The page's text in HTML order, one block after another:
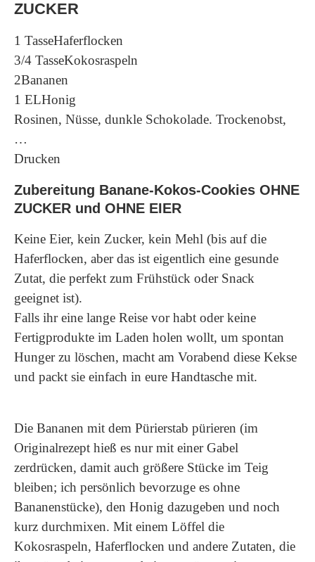
ZUCKER
1 TasseHaferflocken
3/4 TasseKokosraspeln
2Bananen
1 ELHonig
Rosinen, Nüsse, dunkle Schokolade. Trockenobst,
…
Drucken
Zubereitung Banane-Kokos-Cookies OHNE
ZUCKER und OHNE EIER
Keine Eier, kein Zucker, kein Mehl (bis auf die
Haferflocken, aber das ist eigentlich eine gesunde
Zutat, die perfekt zum Frühstück oder Snack
geeignet ist).
Falls ihr eine lange Reise vor habt oder keine
Fertigprodukte im Laden holen wollt, um spontan
Hunger zu löschen, macht am Vorabend diese Kekse
und packt sie einfach in eure Handtasche mit.
Die Bananen mit dem Pürierstab pürieren (im
Originalrezept hieß es nur mit einer Gabel
zerdrücken, damit auch größere Stücke im Teig
bleiben; ich persönlich bevorzuge es ohne
Bananenstücke), den Honig dazugeben und noch
kurz durchmixen. Mit einem Löffel die
Kokosraspeln, Haferflocken und andere Zutaten, die